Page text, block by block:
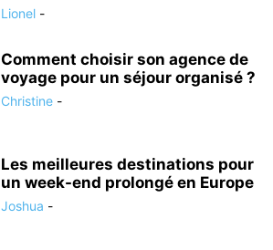
Lionel -
Comment choisir son agence de
voyage pour un séjour organisé ?
Christine -
Les meilleures destinations pour
un week-end prolongé en Europe
Joshua -